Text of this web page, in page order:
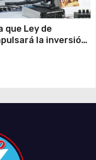
que Ley de
la inversión